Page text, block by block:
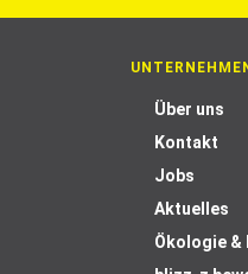
Über uns
Kontakt
Jobs
Aktuelles
Ökologie